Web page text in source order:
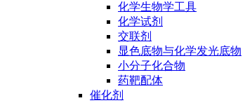
化学生物学工具
化学试剂
交联剂
显色底物与化学发光底物
小分子化合物
药靶配体
催化剂